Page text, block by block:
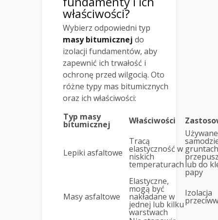
właściwości?
Wybierz odpowiedni typ
masy bitumicznej do
izolacji fundamentów, aby
zapewnić ich trwałość i
ochronę przed wilgocią. Oto
różne typy mas bitumicznych
oraz ich właściwości:
Typ masy
bitumicznej Właściwości
Lepiki asfaltowe
Tracą
elastyczność w
niskich
temperaturach
Używane
gruntach
lub do
papy
Masy asfaltowe
Elastyczne,
mogą być
nakładane w
jednej lub kilku
warstwach
Izolacja